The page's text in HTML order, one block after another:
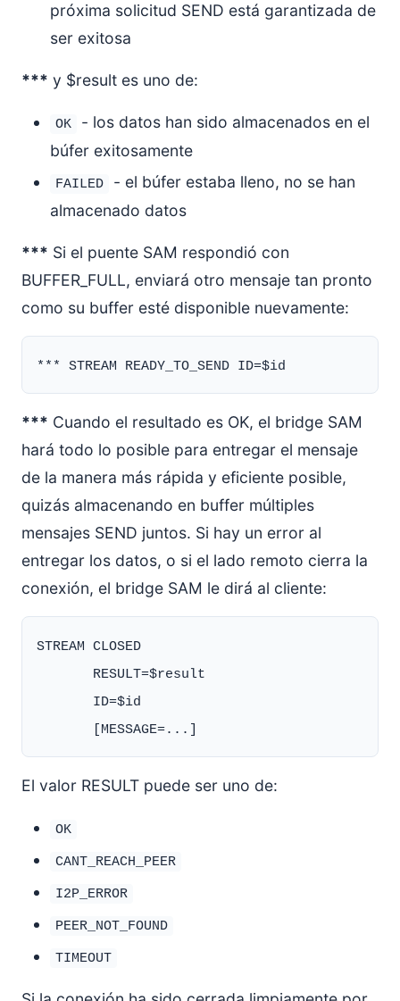
próxima solicitud SEND está garantizada de
ser exitosa
*** y $result es uno de:
OK
- los datos han sido almacenados en el
búfer exitosamente
FAILED
- el búfer estaba lleno, no se han
almacenado datos
*** Si el puente SAM respondió con
BUFFER_FULL, enviará otro mensaje tan pronto
como su buffer esté disponible nuevamente:
*** Cuando el resultado es OK, el bridge SAM
hará todo lo posible para entregar el mensaje
de la manera más rápida y eficiente posible,
quizás almacenando en buffer múltiples
mensajes SEND juntos. Si hay un error al
entregar los datos, o si el lado remoto cierra la
conexión, el bridge SAM le dirá al cliente:
STREAM CLOSED
       RESULT=$result
       ID=$id
El valor RESULT puede ser uno de:
OK
CANT_REACH_PEER
I2P_ERROR
PEER_NOT_FOUND
TIMEOUT